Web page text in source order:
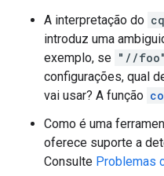
A interpretação do
introduz uma
exemplo, se "//foo"
configurações, qual
vai usar? A função
Como é uma
oferece suporte a
Consulte Problemas